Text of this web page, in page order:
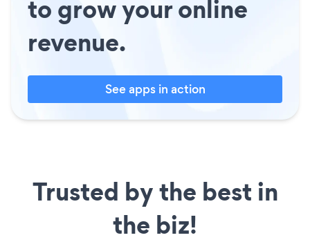
to grow your online
revenue.
See apps in action
Trusted by the best in
the biz!